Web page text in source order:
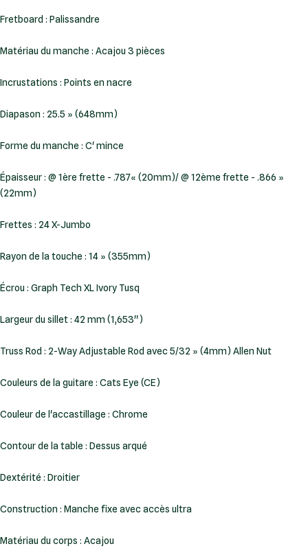
Fretboard : Palissandre
Matériau du manche : Acajou 3 pièces
Incrustations : Points en nacre
Diapason : 25.5 » (648mm)
Forme du manche : C' mince
Épaisseur : @ 1ère frette - .787« (20mm)/ @ 12ème frette - .866 »
(22mm)
Frettes : 24 X-Jumbo
Rayon de la touche : 14 » (355mm)
Écrou : Graph Tech XL Ivory Tusq
Largeur du sillet : 42 mm (1,653")
Truss Rod : 2-Way Adjustable Rod avec 5/32 » (4mm) Allen Nut
Couleurs de la guitare : Cats Eye (CE)
Couleur de l'accastillage : Chrome
Contour de la table : Dessus arqué
Dextérité : Droitier
Construction : Manche fixe avec accès ultra
Matériau du corps : Acajou